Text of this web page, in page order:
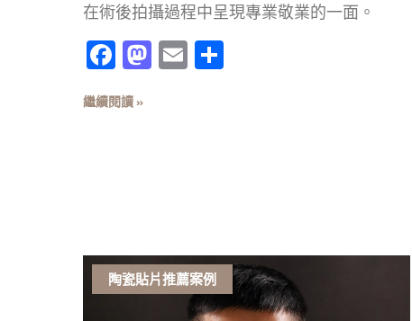
在術後拍攝過程中呈現專業敬業的一面。
Facebook
Mastodon
Email
繼續閱讀 »
陶瓷貼片推薦案例